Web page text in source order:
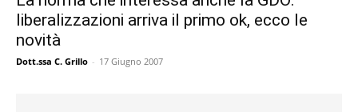
liberalizzazioni arriva il primo ok, ecco le
novità
Dott.ssa C. Grillo - 17 Giugno 2007